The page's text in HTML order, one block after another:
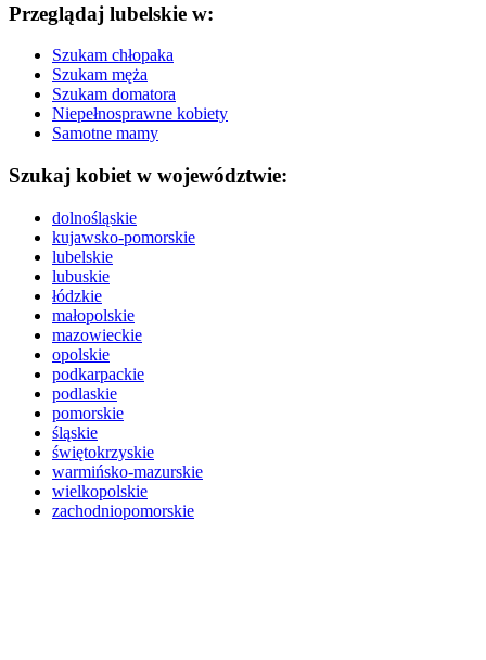
Przeglądaj lubelskie w:
Szukam chłopaka
Szukam męża
Szukam domatora
Niepełnosprawne kobiety
Samotne mamy
Szukaj kobiet w województwie:
dolnośląskie
kujawsko-pomorskie
lubelskie
lubuskie
łódzkie
małopolskie
mazowieckie
opolskie
podkarpackie
podlaskie
pomorskie
śląskie
świętokrzyskie
warmińsko-mazurskie
wielkopolskie
zachodniopomorskie